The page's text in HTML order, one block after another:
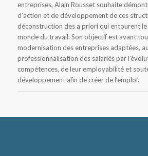
entreprises, Alain Rousset souhaite
d’action et de développement de ces
déconstruction des a priori qui entourent le
monde du travail. Son objectif est avant
modernisation des entreprises adaptées,
professionnalisation des salariés par
compétences, de leur employabilité et
développement afin de créer de l’emploi.